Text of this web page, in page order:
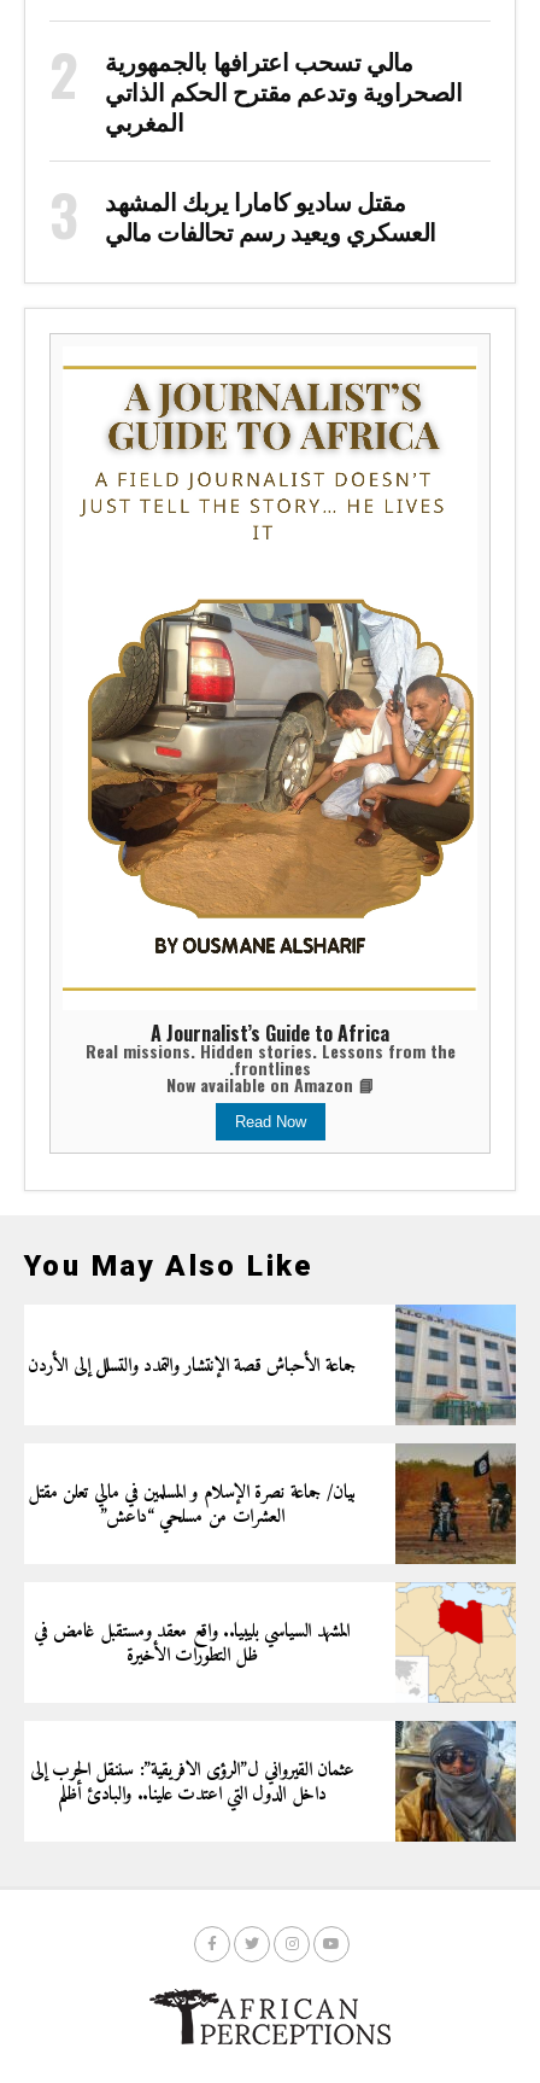
مالي تسحب اعترافها بالجمهورية
الصحراوية وتدعم مقترح الحكم الذاتي
المغربي
مقتل ساديو كامارا يربك المشهد
العسكري ويعيد رسم تحالفات مالي
A Journalist’s Guide to Africa
Real missions. Hidden stories. Lessons from the
frontlines.
📘 Now available on Amazon
Read Now
You May Also Like
جماعة الأحباش قصة الإنتشار والتمدد والتسلل إلى الأردن
بيان/ جماعة نصرة الإسلام و المسلمين في مالي تعلن مقتل
العشرات من مسلحي “داعش”
المشهد السياسي بليبيا.. واقع معقد ومستقبل غامض في
ظل التطورات الأخيرة
عثمان القيرواني ل”الرؤى الافريقية”: سننقل الحرب إلى
داخل الدول التي اعتدت علينا.. والبادئ أظلم